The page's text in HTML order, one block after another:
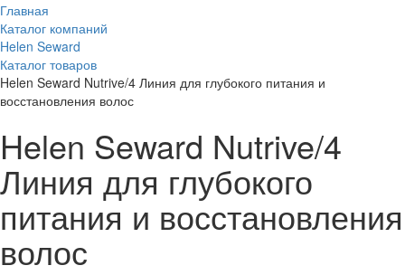
Главная
Каталог компаний
Helen Seward
Каталог товаров
Helen Seward Nutrive/4 Линия для глубокого питания и
восстановления волос
Helen Seward Nutrive/4
Линия для глубокого
питания и восстановления
волос